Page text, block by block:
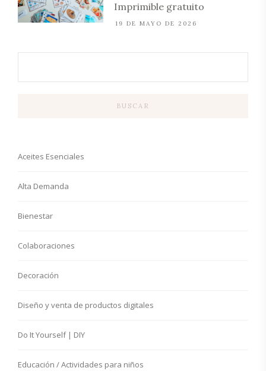
Imprimible gratuito
19 DE MAYO DE 2026
BUSCAR
Aceites Esenciales
Alta Demanda
Bienestar
Colaboraciones
Decoración
Diseño y venta de productos digitales
Do It Yourself | DIY
Educación / Actividades para niños